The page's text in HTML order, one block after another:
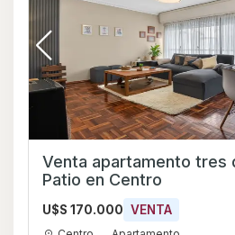
Venta apartamento tres
Patio en Centro
U$S 170.000 VENTA